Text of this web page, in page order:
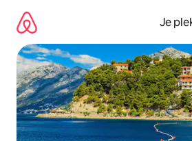
direct
naar
inhoud
Je